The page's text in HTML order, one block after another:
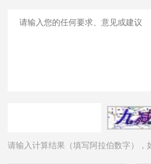
请输入计算结果（填写阿拉伯数字），